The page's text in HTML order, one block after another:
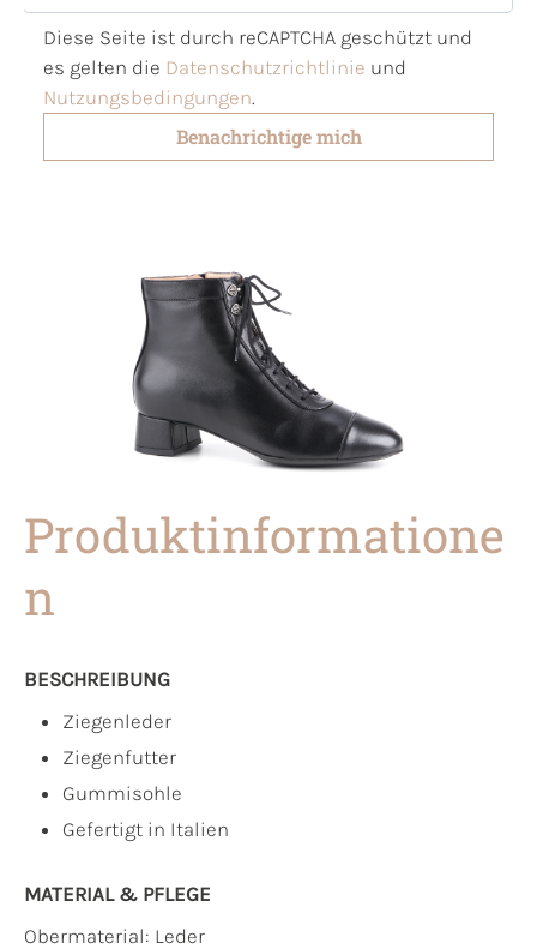
Diese Seite ist durch reCAPTCHA geschützt und
es gelten die Datenschutzrichtlinie und
Nutzungsbedingungen.
Benachrichtige mich
Produktinformatione
n
BESCHREIBUNG
Ziegenleder
Ziegenfutter
Gummisohle
Gefertigt in Italien
MATERIAL & PFLEGE
Obermaterial: Leder